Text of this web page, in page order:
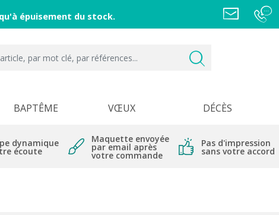
épuisement du stock.
BAPTÊME VŒUX DÉCÈS
dynamique
écoute
Maquette envoyée
par email après
votre commande
Pas d'impression
sans votre accord